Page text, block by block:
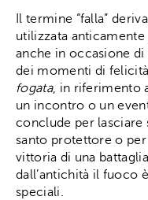
Il termine “falla”
utilizzata
anche in occasione di
dei momenti di
fogata, in riferimento
un incontro o un
conclude per lasciare
santo protettore o
vittoria di una
dall’antichità il fuoco
speciali.